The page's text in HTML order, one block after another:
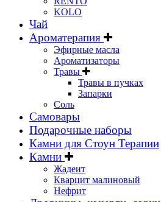
KOLO
Чай
Ароматерапия
Эфирные масла
Ароматизаторы
Травы
Травы в пучках
Запарки
Соль
Самовары
Подарочные наборы
Камни для Стоун Терапии
Камни
Жадеит
Кварцит малиновый
Нефрит